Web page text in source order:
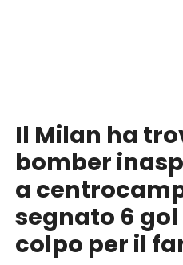
Il Milan ha
bomber
a
segnato 6 gol
colpo per il